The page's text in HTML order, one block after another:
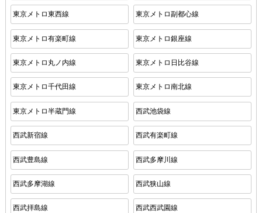
東京メトロ東西線 東京メトロ副都心線
東京メトロ有楽町線 東京メトロ銀座線
東京メトロ丸ノ内線 東京メトロ日比谷線
東京メトロ千代田線 東京メトロ南北線
東京メトロ半蔵門線 西武池袋線
西武新宿線 西武有楽町線
西武豊島線 西武多摩川線
西武多摩湖線 西武狭山線
西武拝島線 西武西武園線